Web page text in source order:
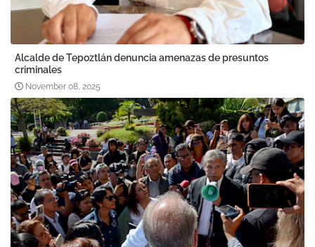
Alcalde de Tepoztlán denuncia amenazas de presuntos
criminales
November 08, 2025